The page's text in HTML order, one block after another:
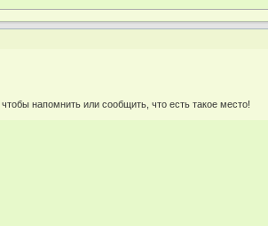
напомнить или сообщить, что есть такое место!